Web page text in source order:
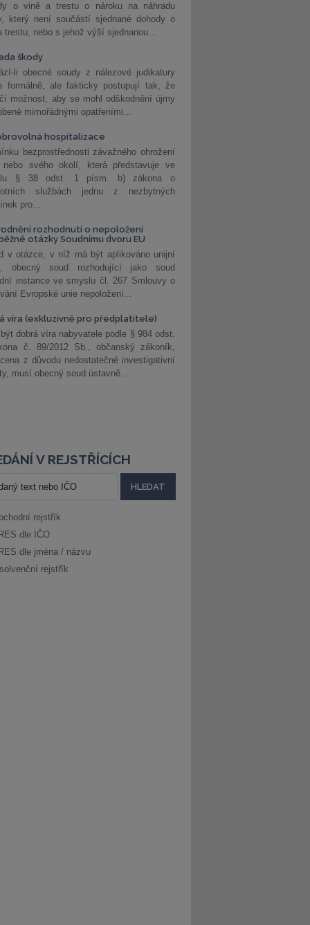
o vině a trestu o nároku na náhradu
který není součástí sjednané dohody o
trestu, nebo s jehož výší sjednanou...
škody
li obecné soudy z nálezové judikatury
formálně, ale fakticky postupují tak, že
možnost, aby se mohl odškodnění újmy
mimořádnými opatřeními...
hospitalizace
bezprostřednosti závažného ohrožení
nebo svého okolí, která představuje ve
§ 38 odst. 1 písm. b) zákona o
službách jednu z nezbytných
pro...
rozhodnutí o nepoložení
otázky Soudnímu dvoru EU
v otázce, v níž má být aplikováno unijní
obecný soud rozhodující jako soud
instance ve smyslu čl. 267 Smlouvy o
Evropské unie nepoložení...
víra (exkluzivně pro předplatitele)
dobrá víra nabyvatele podle § 984 odst.
č. 89/2012 Sb., občanský zákoník,
z důvodu nedostatečné investigativní
musí obecný soud ústavně...
V REJSTŘÍCÍCH
rejstřík
dle IČO
dle jména / názvu
rejstřík